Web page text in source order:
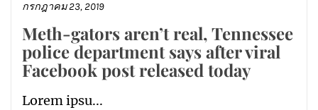
กรกฎาคม 23, 2019
Meth-gators aren’t real, Tennessee
police department says after viral
Facebook post released today
Lorem ipsu...